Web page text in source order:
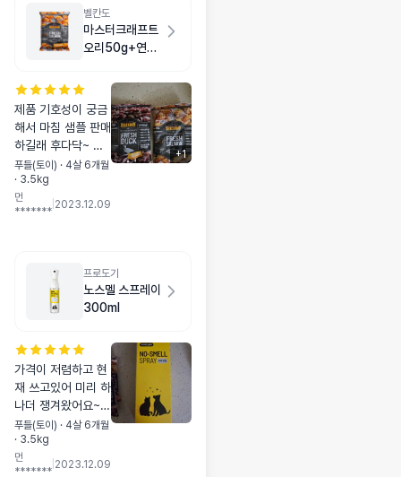
벨칸도
마스터크래프트
오리50g+연어
제품 기호성이 궁금
해서 마침 샘플 판매
하길래 후다닥~ 구
매했어요. 연어.오리
둘중 어떤걸 더 잘먹
는지 알수있게 두가
데 알크기는 많이작
진않아요~ 현재 먹
고있는 사료보단큰
이며 먹어주네요..오
둘중 어떤걸 선택하
는지 테스트해볼 생
각입니다 ^^
푸들(토이) · 4살 6개월
· 3.5kg
먼
*******
2023.12.09
+1
프로도기
노스멜 스프레이
300ml
가격이 저렴하고 현
재 쓰고있어 미리 하
나더 쟁겨왔어요~
무향에 제품도 좋아
서 만족하며 잘쓰고
있어요^^ 떨어질만
푸들(토이) · 4살 6개월
· 3.5kg
먼
*******
2023.12.09